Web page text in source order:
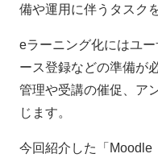
備や運用に伴うタスク
eラーニング化にはユ
ース登録などの準備が
管理や受講の催促、ア
じます。
今回紹介した「Moodle